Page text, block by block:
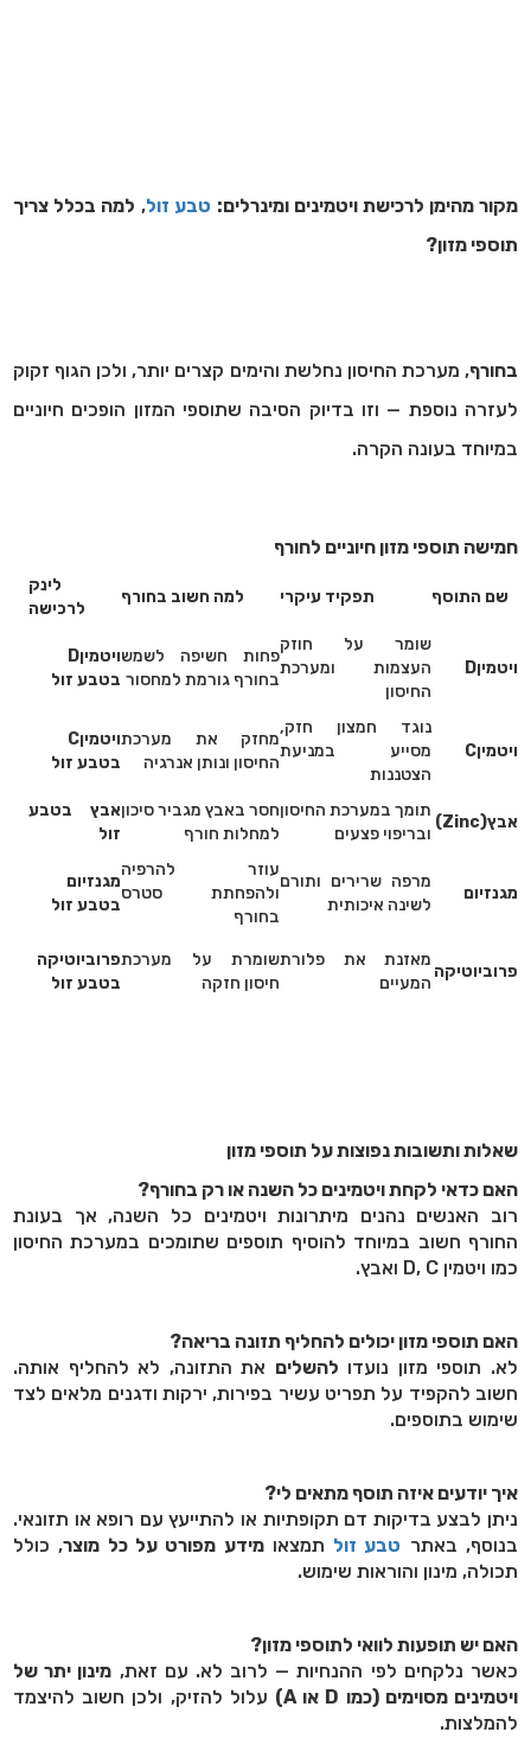
מקור מהימן לרכישת ויטמינים ומינרלים:טבע זול,למה בכלל צריך
תוספי מזון?
בחורף, מערכת החיסון נחלשת והימים קצרים יותר, ולכן הגוף זקוק
לעזרה נוספת — וזו בדיוק הסיבה שתוספי המזון הופכים חיוניים
במיוחד בעונה הקרה.
חמישה תוספי מזון חיוניים לחורף
שם התוסף תפקיד עיקרי למה חשוב בחורף
לינק
לרכישה
ויטמיןD
שומר על חוזק
העצמות ומערכת
החיסון
פחות חשיפה לשמש
בחורף גורמת למחסור
ויטמיןD
בטבע זול
ויטמיןC
נוגד חמצון חזק,
מסייע במניעת
הצטננות
מחזק את מערכת
החיסון ונותן אנרגיה
ויטמיןC
בטבע זול
אבץ(Zinc)
תומך במערכת החיסון
ובריפוי פצעים
חסר באבץ מגביר סיכון
למחלות חורף
אבץ בטבע
זול
מגנזיום
מרפה שרירים ותורם
לשינה איכותית
עוזר להרפיה
ולהפחתת סטרס
בחורף
מגנזיום
בטבע זול
פרוביוטיקה
מאזנת את פלורת
המעיים
שומרת על מערכת
חיסון חזקה
פרוביוטיקה
בטבע זול
שאלות ותשובות נפוצות על תוספי מזון
האם כדאי לקחת ויטמינים כל השנה או רק בחורף?
רוב האנשים נהנים מיתרונות ויטמינים כל השנה, אך בעונת
החורף חשוב במיוחד להוסיף תוספים שתומכים במערכת החיסון
כמו ויטמיןD, Cואבץ.
האם תוספי מזון יכולים להחליף תזונה בריאה?
לא. תוספי מזון נועדולהשליםאת התזונה, לא להחליף אותה.
חשוב להקפיד על תפריט עשיר בפירות, ירקות ודגנים מלאים לצד
שימוש בתוספים.
איך יודעים איזה תוסף מתאים לי?
ניתן לבצע בדיקות דם תקופתיות או להתייעץ עם רופא או תזונאי.
בנוסף, באתרטבע זולתמצאומידע מפורט על כל מוצר, כולל
תכולה, מינון והוראות שימוש.
האם יש תופעות לוואי לתוספי מזון?
כאשר נלקחים לפי ההנחיות — לרוב לא. עם זאת,מינון יתר של
ויטמינים מסוימים (כמוDאוA
)עלול להזיק, ולכן חשוב להיצמד
להמלצות.